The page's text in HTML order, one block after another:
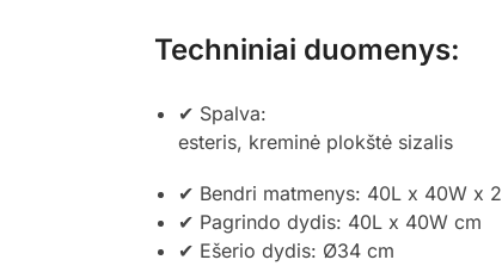
Techniniai duomenys:
✔ Spalva:
esteris, kreminė plokštė sizalis
✔ Bendri matmenys: 40L x 40W x
✔ Pagrindo dydis: 40L x 40W cm
✔ Ešerio dydis: Ø34 cm